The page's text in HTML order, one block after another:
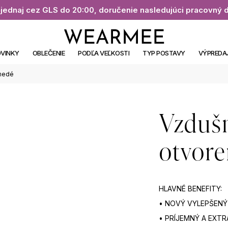
cez GLS do 20:00, doručenie nasledujúci pracovný
OBLEČENIE PODĽA VEĽKOSTI TYP POSTAVY
HLAVNÉ BENEFITY:
• NOVÝ
• PRÍJEMNÝ A